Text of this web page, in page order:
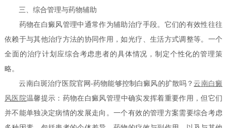
三、综合管理与药物辅助
药物在白癜风管理中通常作为辅助治疗手段。它们的有效性往往
依赖于与其他治疗方法的协同作用，如光疗、生活方式调整等。一个
全面的治疗计划应综合考虑患者的具体情况，制定个性化的管理策
略。
云南白斑治疗医院官网-药物能够控制白癜风的扩散吗？云南白癜
风医院温馨提示：药物在白癜风管理中确实发挥着重要作用，但它们
并不能单独决定病情的发展走向。一个有效的管理方案需要综合考虑